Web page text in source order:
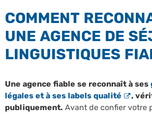
COMMENT
UNE AGENCE DE
LINGUISTIQUES
Une agence fiable se reconnaît à ses
légales et à ses labels qualité
,
publiquement. Avant de confier votre